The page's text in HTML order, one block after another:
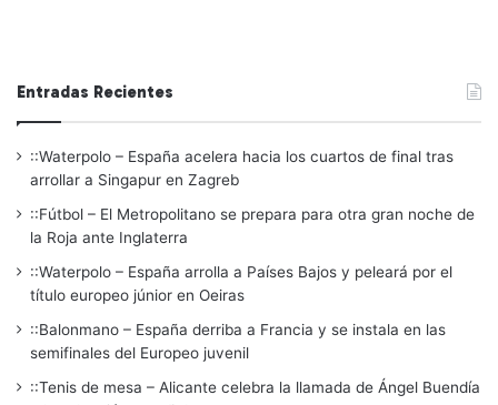
Entradas Recientes
::Waterpolo – España acelera hacia los cuartos de final tras
arrollar a Singapur en Zagreb
::Fútbol – El Metropolitano se prepara para otra gran noche de
la Roja ante Inglaterra
::Waterpolo – España arrolla a Países Bajos y peleará por el
título europeo júnior en Oeiras
::Balonmano – España derriba a Francia y se instala en las
semifinales del Europeo juvenil
::Tenis de mesa – Alicante celebra la llamada de Ángel Buendía